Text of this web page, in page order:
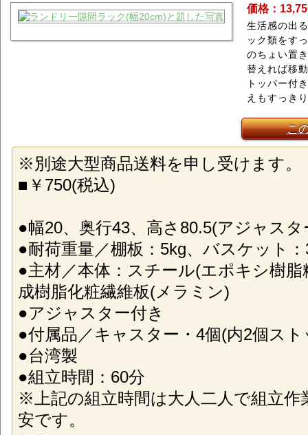
価格：
生活感の出
ック類をす
のちょい置
替えれば移
トッパー付
えもすっきり
こ
※別途大型商品送料を申し受けます。
■￥750(税込)
●幅20、奥行43、高さ80.5(アジャス
●耐荷重量／棚板：5kg、バスケット
●主材／本体：スチール(エポキシ樹脂
成樹脂化粧繊維板(メラミン)
●アジャスター付き
●付属品／キャスター・4個(内2個ス
●台湾製
●組立時間：60分
※上記の組立時間は大人二人で組立作
安です。